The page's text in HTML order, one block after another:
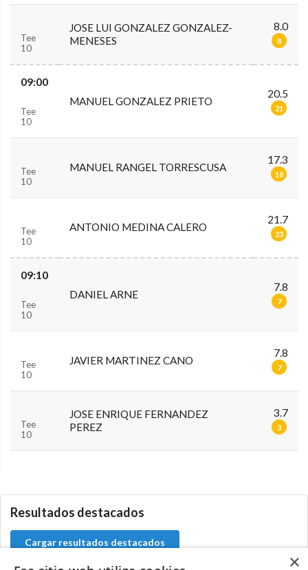
Tee
10
JOSE LUI GONZALEZ GONZALEZ-
MENESES
8.0
8
09:00
Tee
10
MANUEL GONZALEZ PRIETO
20.5
21
Tee
10
MANUEL RANGEL TORRESCUSA
17.3
18
Tee
10
ANTONIO MEDINA CALERO
21.7
23
09:10
Tee
10
DANIEL ARNE
7.8
7
Tee
10
JAVIER MARTINEZ CANO
7.8
7
Tee
10
JOSE ENRIQUE FERNANDEZ
PEREZ
3.7
3
Resultados destacados
Cargar resultados destacados
×